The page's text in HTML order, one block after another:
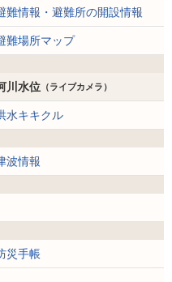
難情報・避難所の開設情報
難場所マップ
川水位 （ライブカメラ）
水キキクル
波情報
災手帳